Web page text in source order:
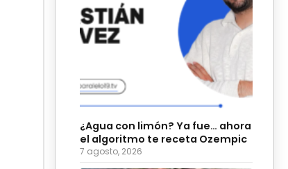
¿Agua con limón? Ya fue… ahora
el algoritmo te receta Ozempic
7 agosto, 2026